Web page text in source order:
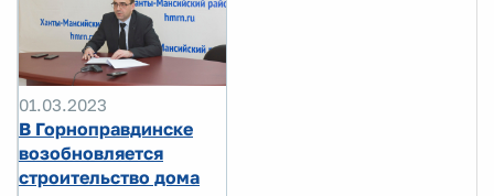
01.03.2023
В Горноправдинске
возобновляется
строительство дома